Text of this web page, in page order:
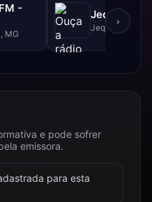
-
MG
Jequitibá
Jequitibá, MG
›
e pode sofrer
emissora.
para esta